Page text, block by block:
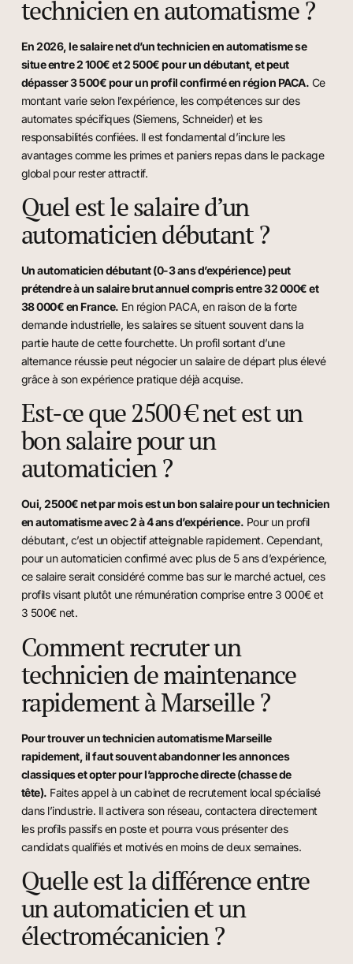
technicien en automatisme ?
En 2026, le salaire net d’un technicien en automatisme se
situe entre 2 100€ et 2 500€ pour un débutant, et peut
dépasser 3 500€ pour un profil confirmé en région PACA. Ce
montant varie selon l’expérience, les compétences sur des
automates spécifiques (Siemens, Schneider) et les
responsabilités confiées. Il est fondamental d’inclure les
avantages comme les primes et paniers repas dans le package
global pour rester attractif.
Quel est le salaire d’un
automaticien débutant ?
Un automaticien débutant (0-3 ans d’expérience) peut
prétendre à un salaire brut annuel compris entre 32 000€ et
38 000€ en France. En région PACA, en raison de la forte
demande industrielle, les salaires se situent souvent dans la
partie haute de cette fourchette. Un profil sortant d’une
alternance réussie peut négocier un salaire de départ plus élevé
grâce à son expérience pratique déjà acquise.
Est-ce que 2500 € net est un
bon salaire pour un
automaticien ?
Oui, 2500€ net par mois est un bon salaire pour un technicien
en automatisme avec 2 à 4 ans d’expérience. Pour un profil
débutant, c’est un objectif atteignable rapidement. Cependant,
pour un automaticien confirmé avec plus de 5 ans d’expérience,
ce salaire serait considéré comme bas sur le marché actuel, ces
profils visant plutôt une rémunération comprise entre 3 000€ et
3 500€ net.
Comment recruter un
technicien de maintenance
rapidement à Marseille ?
Pour trouver un technicien automatisme Marseille
rapidement, il faut souvent abandonner les annonces
classiques et opter pour l’approche directe (chasse de
tête). Faites appel à un cabinet de recrutement local spécialisé
dans l’industrie. Il activera son réseau, contactera directement
les profils passifs en poste et pourra vous présenter des
candidats qualifiés et motivés en moins de deux semaines.
Quelle est la différence entre
un automaticien et un
électromécanicien ?